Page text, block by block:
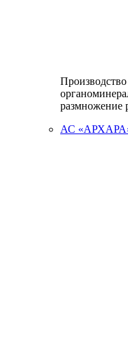
размножение
АС